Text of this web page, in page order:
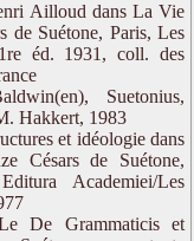
Ailloud dans La Vie
de Suétone, Paris, Les
éd. 1931, coll. des
Suetonius,
Hakkert, 1983
et idéologie dans
Césars de Suétone,
Academiei/Les
De Grammaticis et